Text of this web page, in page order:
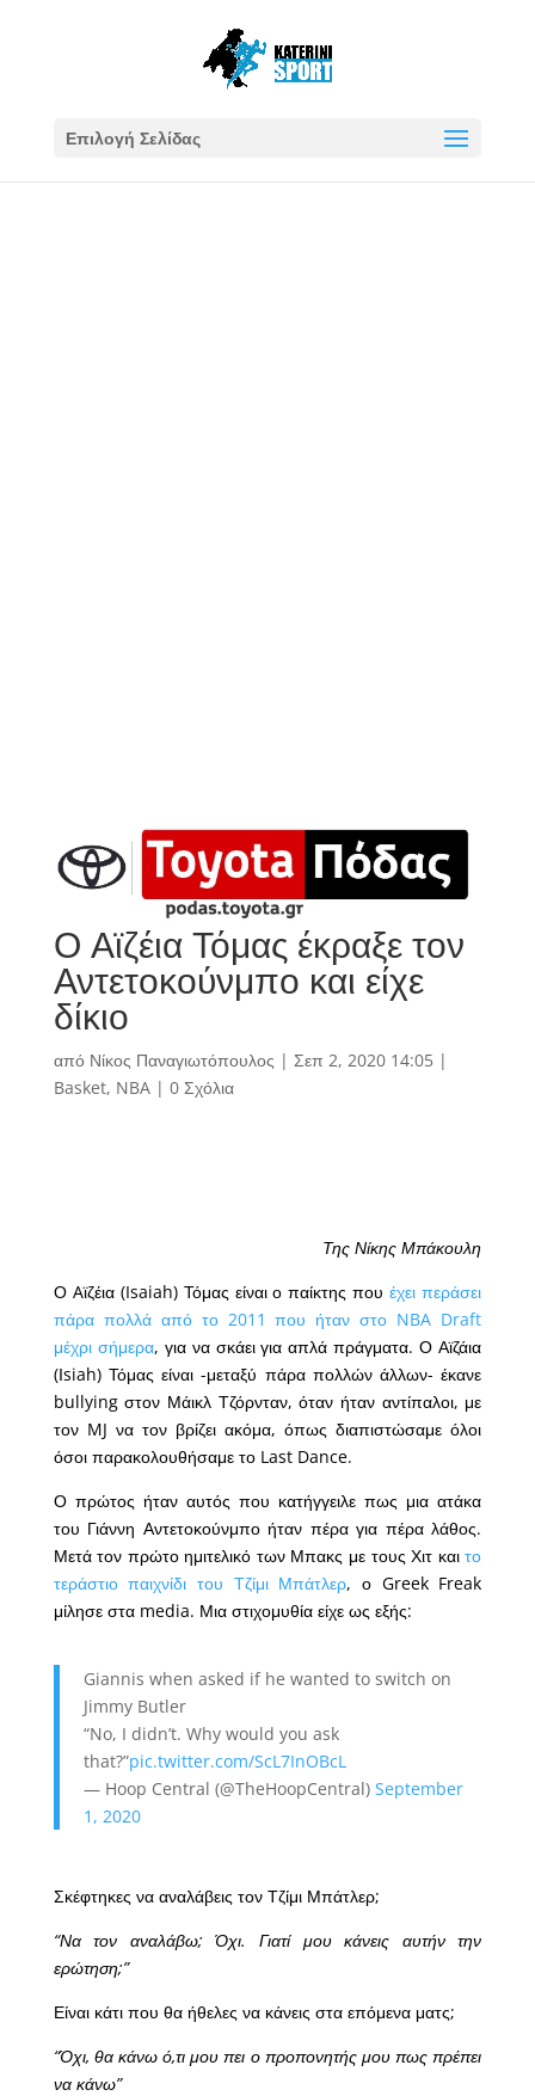
Επιλογή Σελίδας
Ο Αϊζέια Τόμας έκραξε τον
Αντετοκούνμπο και είχε
δίκιο
από Νίκος Παναγιωτόπουλος | Σεπ 2, 2020 14:05|
Basket, NBA| 0 Σχόλια
Της Νίκης Μπάκουλη
Ο Aϊζέια (Isaiah) Τόμας είναι ο παίκτης που έχει περάσει
πάρα πολλά από το 2011 που ήταν στο NBA Draft
μέχρι σήμερα, για να σκάει για απλά πράγματα. Ο Αϊζάια
(Ιsiah) Τόμας είναι -μεταξύ πάρα πολλών άλλων- έκανε
bullying στον Μάικλ Τζόρνταν, όταν ήταν αντίπαλοι, με
τον MJ να τον βρίζει ακόμα, όπως διαπιστώσαμε όλοι
όσοι παρακολουθήσαμε το Last Dance.
Ο πρώτος ήταν αυτός που κατήγγειλε πως μια ατάκα
του Γιάννη Αντετοκούνμπο ήταν πέρα για πέρα λάθος.
Μετά τον πρώτο ημιτελικό των Μπακς με τους Χιτ και το
τεράστιο παιχνίδι του Τζίμι Μπάτλερ, ο Greek Freak
μίλησε στα media. Μια στιχομυθία είχε ως εξής:
Giannis when asked if he wanted to switch on
Jimmy Butler
“No, I didn’t. Why would you ask
that?”pic.twitter.com/ScL7InOBcL
— Hoop Central (@TheHoopCentral) September
1, 2020
Σκέφτηκες να αναλάβεις τον Τζίμι Μπάτλερ;
“Να τον αναλάβω; Όχι. Γιατί μου κάνεις αυτήν την
ερώτηση;”
Είναι κάτι που θα ήθελες να κάνεις στα επόμενα ματς;
“Όχι, θα κάνω ό,τι μου πει ο προπονητής μου πως πρέπει
να κάνω”